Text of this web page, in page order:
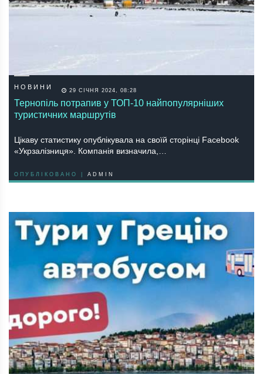
НОВИНИ 29 СІЧНЯ 2024, 08:28
Тернопіль потрапив у ТОП-10 найпопулярніших
туристичних маршрутів
Цікаву статистику опублікувала на своїй сторінці Facebook
«Укрзалізниця». Компанія визначила,…
ОПУБЛІКОВАНО | ADMIN